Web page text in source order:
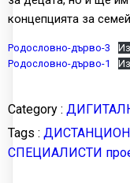
концепцията за
Родословно-дърво-3
Родословно-дърво-1
Category :
Tags :
СПЕЦИАЛИСТИ